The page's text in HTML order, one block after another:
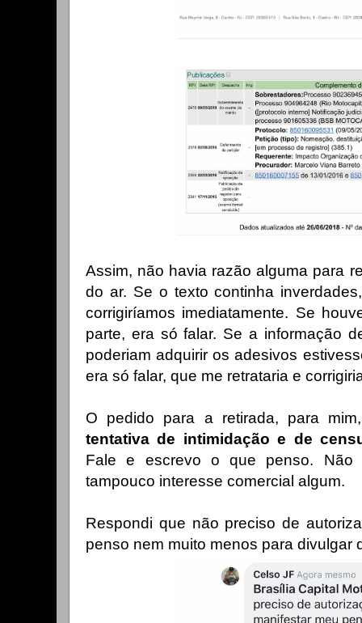
Assim, não havia razão alguma para
do ar. Se o texto continha
corrigiríamos imediatamente. Se
parte, era só falar. Se a informação
poderiam adquirir os adesivos
era só falar, que me retrataria e
O pedido para a retirada, para
tentativa de intimidação e de
Fale e escrevo o que penso.
tampouco interesse comercial algum.
Respondi que não preciso de
penso nem muito menos para divulgar